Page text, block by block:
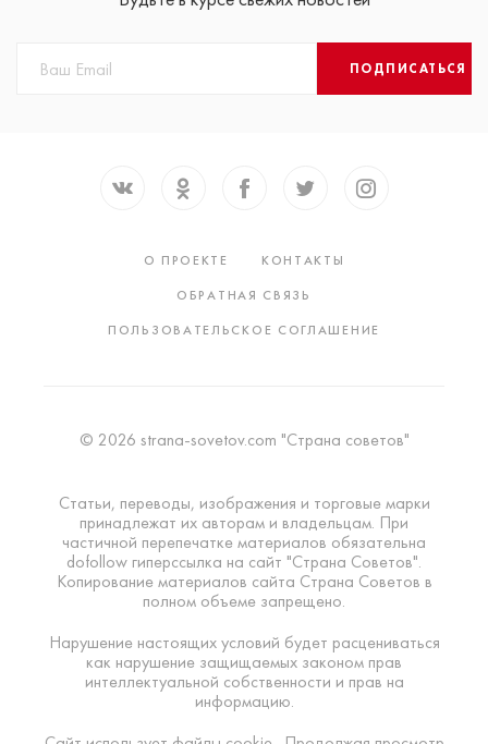
ПОДПИСАТЬСЯ
О ПРОЕКТЕ
КОНТАКТЫ
ОБРАТНАЯ СВЯЗЬ
ПОЛЬЗОВАТЕЛЬСКОЕ СОГЛАШЕНИЕ
© 2026 strana-sovetov.com "Страна советов"
Статьи, переводы, изображения и торговые марки
принадлежат их авторам и владельцам. При
частичной перепечатке материалов обязательна
dofollow гиперссылка на сайт "Страна Советов".
Копирование материалов сайта Страна Советов в
полном объеме запрещено.
Нарушение настоящих условий будет расцениваться
как нарушение защищаемых законом прав
интеллектуальной собственности и прав на
информацию.